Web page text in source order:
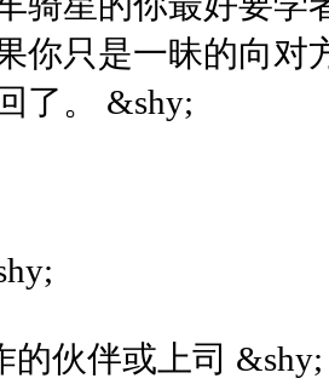
你只是一昧的向对
了。 &shy;
伙伴或上司 &shy;